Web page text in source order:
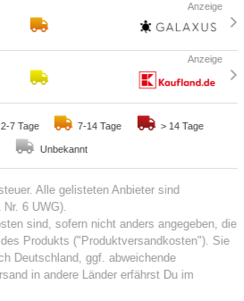
2-7 Tage 7-14 Tage > 14 Tage
Unbekannt